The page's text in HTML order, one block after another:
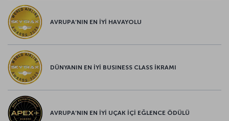
AVRUPA’NIN EN İYİ HAVAYOLU
DÜNYANIN EN İYİ BUSINESS CLASS İKRAMI
AVRUPA’NIN EN İYİ UÇAK İÇİ EĞLENCE ÖDÜLÜ